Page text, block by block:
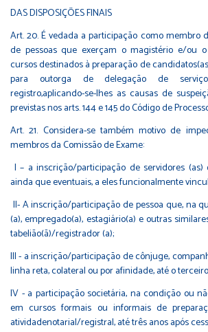
DAS DISPOSIÇÕES FINAIS
Art. 20. É vedada a participação como membro
de pessoas que exerçam o magistério e/ou
cursos destinados à preparação de
para outorga de delegação de
registro,aplicando-se-lhes as causas de
previstas nos arts. 144 e 145 do Código de
Art. 21. Considera-se também motivo de
membros da Comissão de Exame:
I – a inscrição/participação de servidores (as)
ainda que eventuais, a eles funcionalmente
II- A inscrição/participação de pessoa que, na
(a), empregado(a), estagiário(a) e outras
tabelião(ã)/registrador (a);
III - a inscrição/participação de cônjuge,
linha reta, colateral ou por afinidade, até o
IV - a participação societária, na condição ou
em cursos formais ou informais de
atividadenotarial/registral, até três anos após